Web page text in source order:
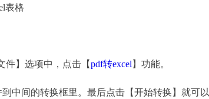
表格
】选项中，点击【pdf转excel 】功能。
间的转换框里。最后点击【开始转换】就可以